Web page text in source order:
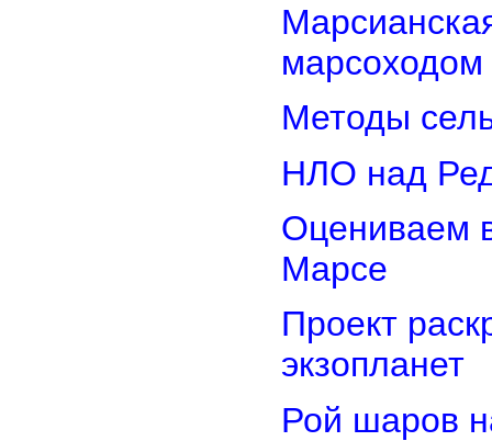
марсоходом
Методы
НЛО над
Оцениваем
Марсе
Проект
экзопланет
Рой шаров